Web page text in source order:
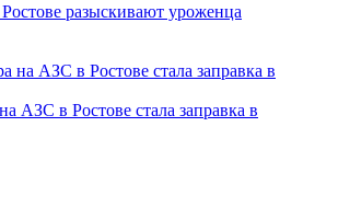
разыскивают уроженца
АЗС в Ростове стала заправка в